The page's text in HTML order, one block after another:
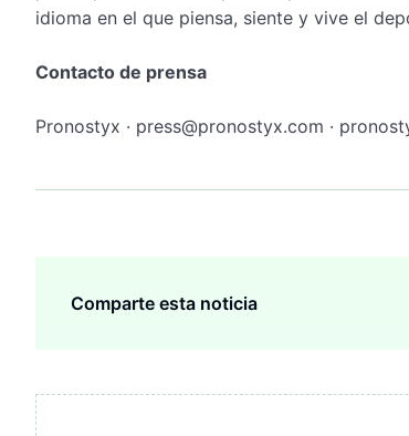
idioma en el que piensa, siente y vive el
Contacto de prensa
Pronostyx · press@pronostyx.com ·
Comparte esta noticia